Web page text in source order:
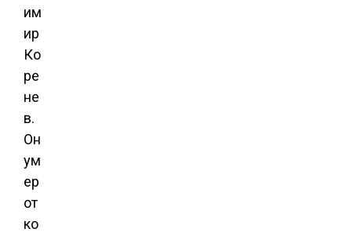
им
ир
Ко
ре
не
в.
Он
ум
ер
от
ко